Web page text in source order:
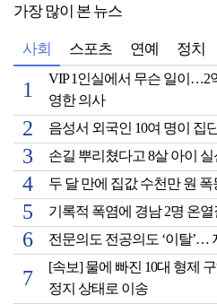
가장 많이 본 뉴스
사회 스포츠 연예 정치
VIP 1인실에서 무슨 일이…2
영한 의사
음성서 외국인 10여 명이 집
손길 뿌리쳤다고 8살 아이
두 달 만에 집값 수천만 원 폭
기록적 폭염에 경남 2명 온
전문의도 전공의도 ‘이탈’…
[속보] 물에 빠진 10대 형제
정지 상태로 이송